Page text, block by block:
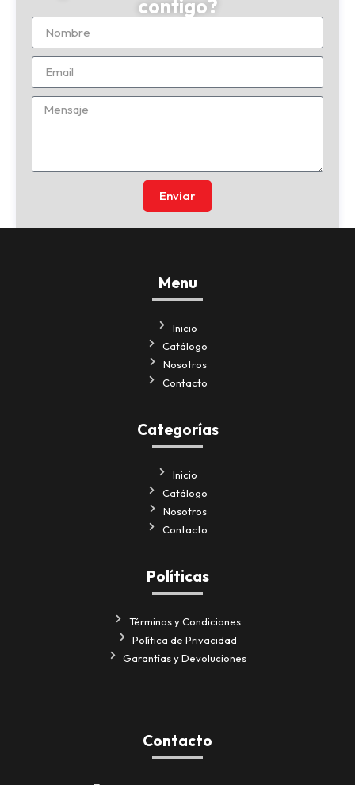
contigo?
Enviar
Menu
Inicio
Catálogo
Nosotros
Contacto
Categorías
Inicio
Catálogo
Nosotros
Contacto
Políticas
Términos y Condiciones
Política de Privacidad
Garantías y Devoluciones
Contacto